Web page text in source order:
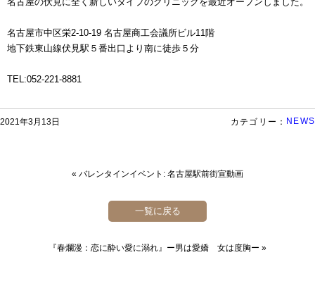
名古屋市中区栄2-10-19 名古屋商工会議所ビル11階
地下鉄東山線伏見駅５番出口より南に徒歩５分
TEL:052-221-8881
カテゴリー： NEWS
2021年3月13日
« バレンタインイベント: 名古屋駅前街宣動画
一覧に戻る
『春爛漫：恋に酔い愛に溺れ』ー男は愛嬌 女は度胸ー »